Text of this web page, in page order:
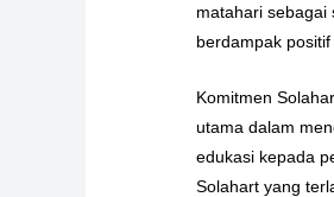
matahari sebagai
berdampak
Komitmen
utama dalam
edukasi kepada
Solahart yang